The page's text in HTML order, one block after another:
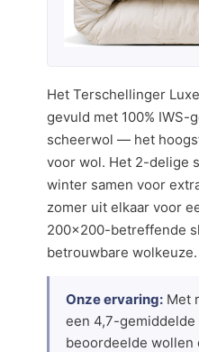
Het Terschellinger
gevuld met 100%
scheerwol — het
voor wol. Het 2-delige
winter samen voor
zomer uit elkaar voor
200×200-betreffende
betrouwbare wolkeuze.
Onze ervaring: Met
een 4,7-
beoordeelde wollen